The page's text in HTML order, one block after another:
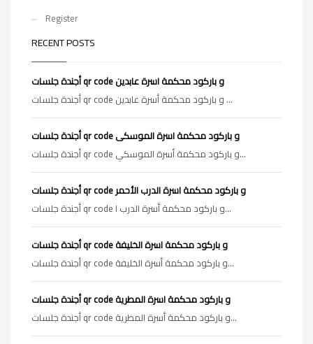
Register
RECENT POSTS
أجندة جلسات qr code و باركود محكمة اسرة عابدين
أجندة جلسات qr code و باركود محكمة أسرة عابدين ...
أجندة جلسات qr code و باركود محكمة اسرة الموسكى
أجندة جلسات qr code و باركود محكمة أسرة الموسكي...
أجندة جلسات qr code و باركود محكمة اسرة الدرب الأحمر
أجندة جلسات qr code و باركود محكمة أسرة الدرب ا...
أجندة جلسات qr code و باركود محكمة اسرة الخليفة
أجندة جلسات qr code و باركود محكمة أسرة الخليفة...
أجندة جلسات qr code و باركود محكمة اسرة المطرية
أجندة جلسات qr code و باركود محكمة أسرة المطرية...